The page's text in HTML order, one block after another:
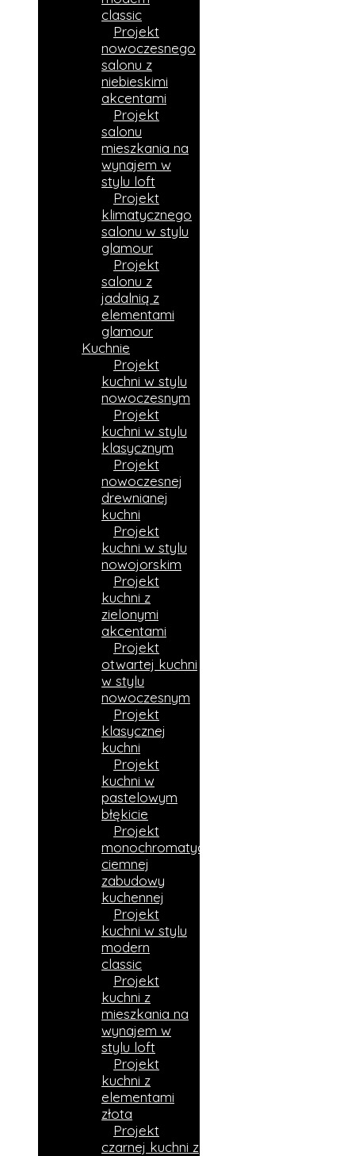
classic
Projekt
nowoczesnego
salonu z
niebieskimi
akcentami
Projekt
salonu
mieszkania na
wynajem w
stylu loft
Projekt
klimatycznego
salonu w stylu
glamour
Projekt
salonu z
jadalnią z
elementami
glamour
Kuchnie
Projekt
kuchni w stylu
nowoczesnym
Projekt
kuchni w stylu
klasycznym
Projekt
nowoczesnej
drewnianej
kuchni
Projekt
kuchni w stylu
nowojorskim
Projekt
kuchni z
zielonymi
akcentami
Projekt
otwartej kuchni
w stylu
nowoczesnym
Projekt
klasycznej
kuchni
Projekt
kuchni w
pastelowym
błękicie
Projekt
monochromatycznej
ciemnej
zabudowy
kuchennej
Projekt
kuchni w stylu
modern
classic
Projekt
kuchni z
mieszkania na
wynajem w
stylu loft
Projekt
kuchni z
elementami
złota
Projekt
czarnej kuchni z